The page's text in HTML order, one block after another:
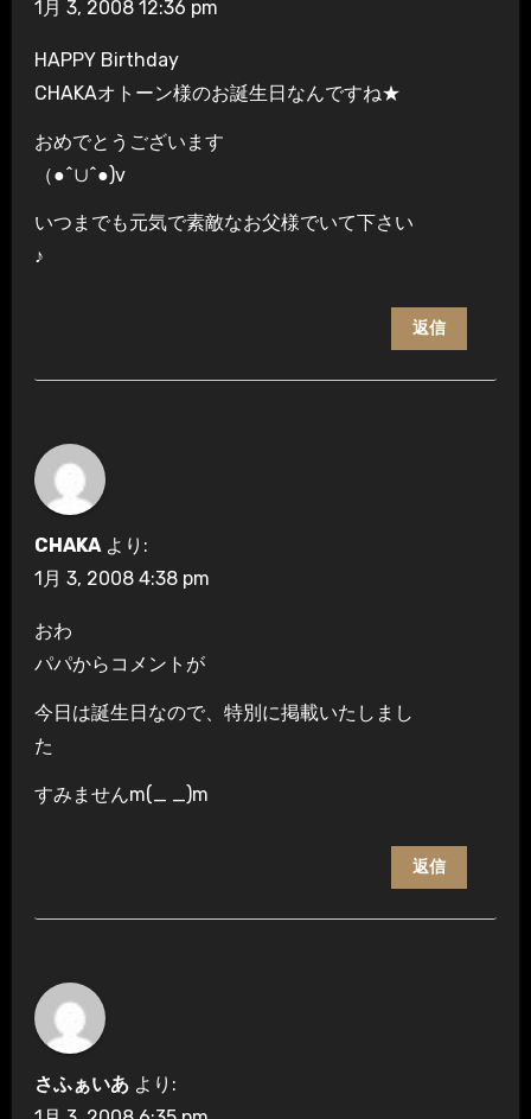
1月 3, 2008 12:36 pm
HAPPY Birthday
CHAKAオトーン様のお誕生日なんですね★
おめでとうございます
（●^∪^●)v
いつまでも元気で素敵なお父様でいて下さい
♪
返信
CHAKA より:
1月 3, 2008 4:38 pm
おわ
パパからコメントが
今日は誕生日なので、特別に掲載いたしまし
た
すみませんm(_ _)m
返信
さふぁいあ より: